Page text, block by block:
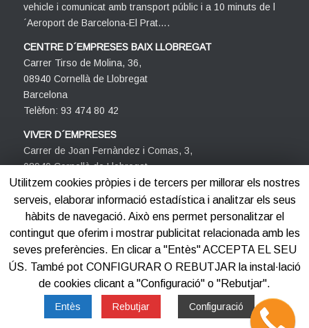
vehicle i comunicat amb transport públic i a 10 minuts de l
´Aeroport de Barcelona-El Prat….
CENTRE D´EMPRESES BAIX LLOBREGAT
Carrer Tirso de Molina, 36,
08940 Cornellà de Llobregat
Barcelona
Telèfon: 93 474 80 42
VIVER D´EMPRESES
Carrer de Joan Fernàndez i Comas, 3,
08940 Cornellà de Llobregat
Barcelona
Telèfon: 93 474 80 42
©2012-2025 Centre d'Empreses PROCORNELLÀ
Utilitzem cookies pròpies i de tercers per millorar els nostres
serveis, elaborar informació estadística i analitzar els seus
hàbits de navegació. Això ens permet personalitzar el
contingut que oferim i mostrar publicitat relacionada amb les
seves preferències. En clicar a "Entès" ACCEPTA EL SEU
ÚS. També pot CONFIGURAR O REBUTJAR la instal·lació
de cookies clicant a "Configuració" o "Rebutjar".
Entès Rebutjar Configuració